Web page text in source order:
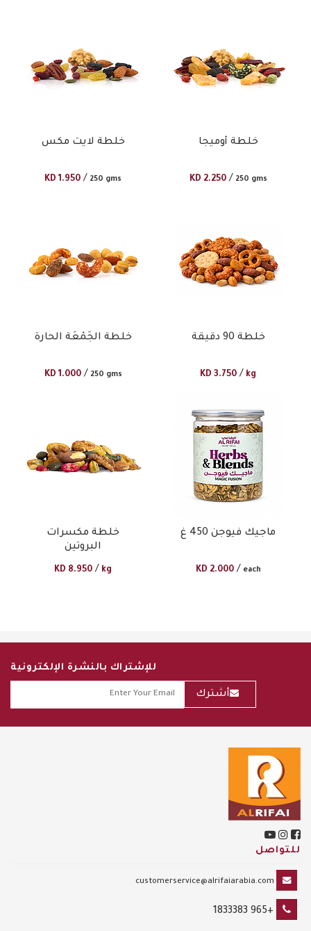
خلطة لايت مكس
KD 1.950 / 250 gms
خلطة أوميجا
KD 2.250 / 250 gms
خلطة الجَمْعَة الحارة
KD 1.000 / 250 gms
خلطة 90 دقيقة
KD 3.750 / kg
خلطة مكسرات
البروتين
KD 8.950 / kg
ماجيك فيوجن 450 غ
KD 2.000 / each
للإشتراك بالنشرة الإلكترونية
أشترك
للتواصل
customerservice@alrifaiarabia.com
+965 1833383